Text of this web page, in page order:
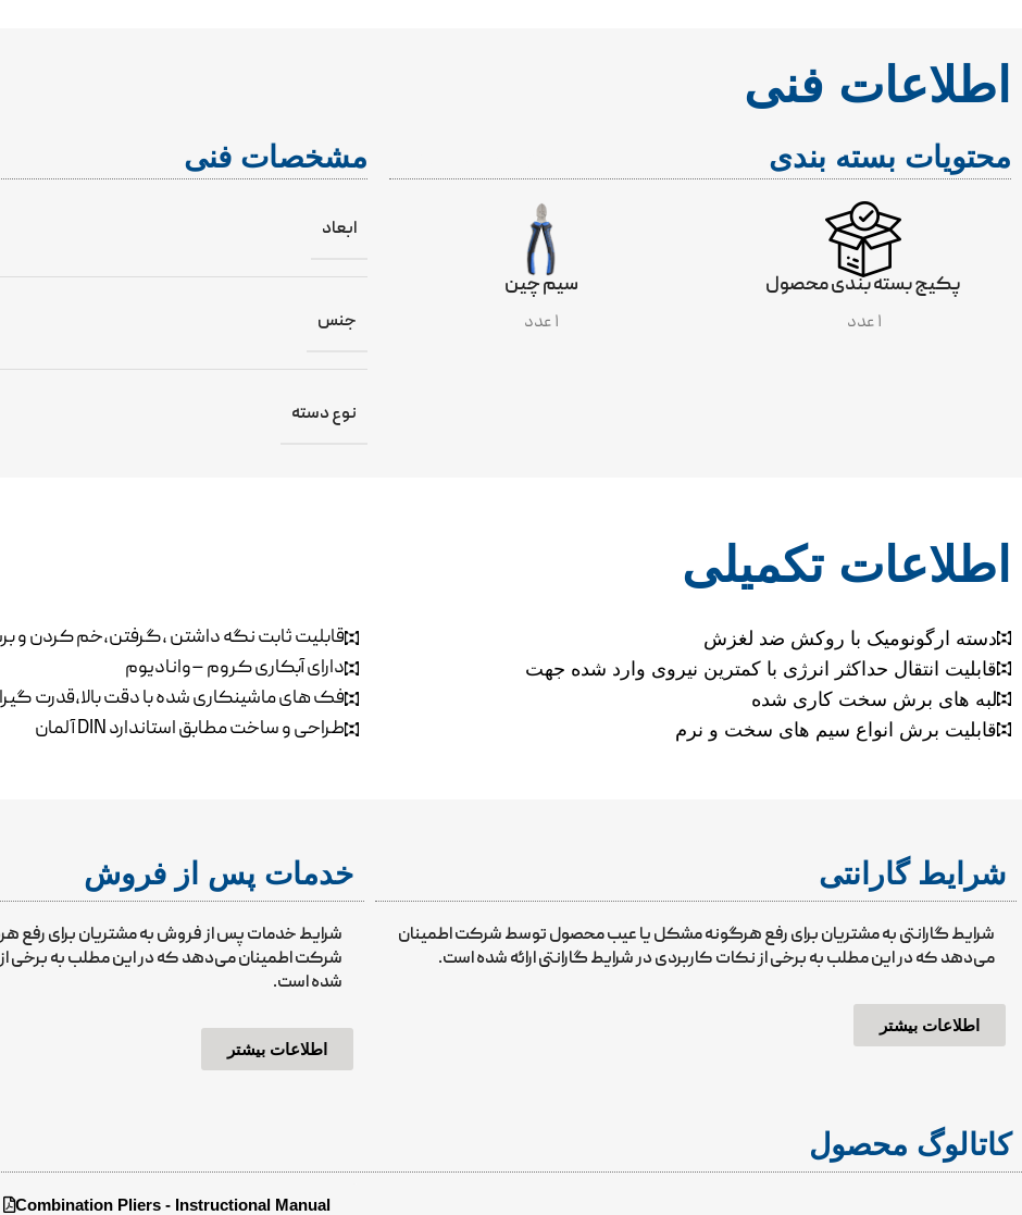
اطلاعات فنی
محتویات بسته بندی
پکیج بسته بندی محصول
۱ عدد
سیم چین
۱ عدد
مشخصات فنی
ابعاد
جنس
نوع دسته
اطلاعات تکمیلی
دسته ارگونومیک با روکش ضد لغزش
قابلیت انتقال حداکثر انرژی با کمترین نیروی وارد شده جهت
لبه های برش سخت کاری شده
قابلیت برش انواع سیم های سخت و نرم
قابلیت ثابت نگه داشتن ،گرفتن،خم کردن و
دارای آبکاری کروم –وانادیوم
فک های ماشینکاری شده با دقت بالا،قدرت
طراحی و ساخت مطابق استاندارد DIN آلمان
شرایط گارانتی
شرایط گارانتی به مشتریان برای رفع هرگونه مشکل یا عیب محصول توسط شرکت اطمینان
می‌دهد که در این مطلب به برخی از نکات کاربردی در شرایط گارانتی ارائه شده است.
اطلاعات بیشتر
خدمات پس از فروش
شرایط خدمات پس از فروش به مشتریان برای
شرکت اطمینان می‌دهد که در این مطلب به برخی از
شده است.
اطلاعات بیشتر
کاتالوگ محصول
Combination Pliers - Instructional Manual